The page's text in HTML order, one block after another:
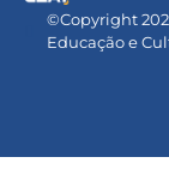
©Copyright
Educação e